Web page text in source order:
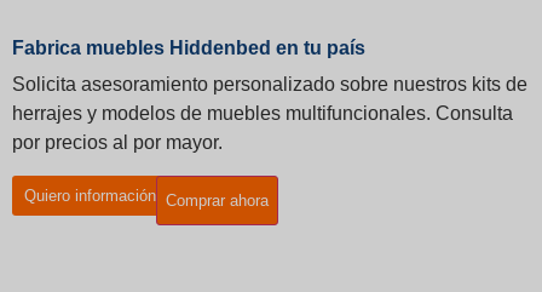
Fabrica muebles Hiddenbed en tu país
Solicita asesoramiento personalizado sobre nuestros kits de
herrajes y modelos de muebles multifuncionales. Consulta
por precios al por mayor.
Quiero información Comprar ahora